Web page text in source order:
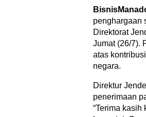
penghargaan
Direktorat
Jumat (26/7).
atas
negara.
Direktur
penerimaan
“Terima